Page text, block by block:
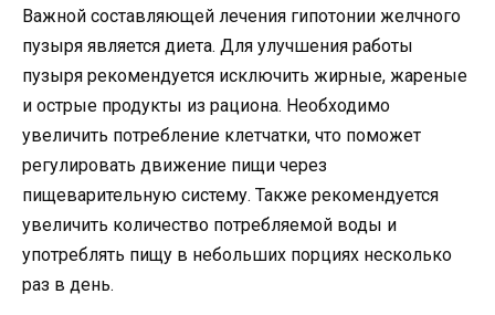
Важной составляющей лечения гипотонии желчного
пузыря является диета. Для улучшения работы
пузыря рекомендуется исключить жирные, жареные
и острые продукты из рациона. Необходимо
увеличить потребление клетчатки, что поможет
регулировать движение пищи через
пищеварительную систему. Также рекомендуется
увеличить количество потребляемой воды и
употреблять пищу в небольших порциях несколько
раз в день.